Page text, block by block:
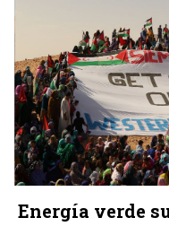
Energía verde